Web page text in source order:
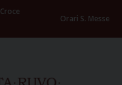
Orari S. Messe